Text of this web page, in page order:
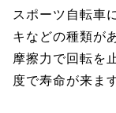
スポーツ自転車
キなどの種類が
摩擦力で回転を
度で寿命が来ま